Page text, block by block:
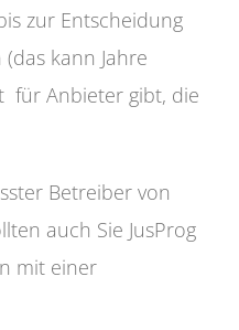
zur Entscheidung
kann Jahre
für Anbieter gibt, die
Betreiber von
auch Sie JusProg
mit einer